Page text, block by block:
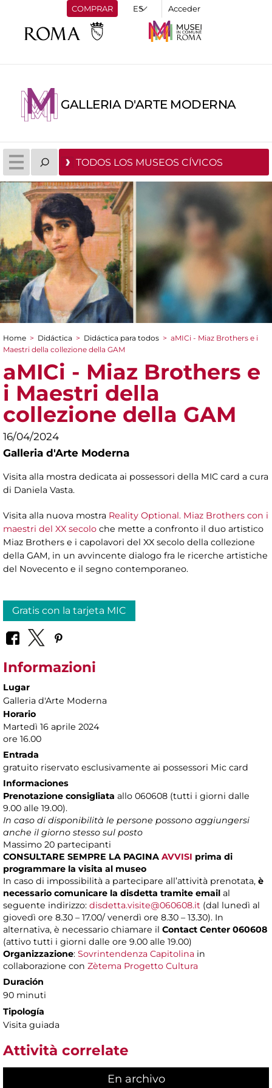
COMPRAR Acceder
GALLERIA D'ARTE MODERNA
TODOS LOS MUSEOS CÍVICOS
You are here
Home > Didáctica > Didáctica para todos > aMICi - Miaz Brothers e i
Maestri della collezione della GAM
aMICi - Miaz Brothers e
i Maestri della
collezione della GAM
16/04/2024
Galleria d'Arte Moderna
Visita alla mostra dedicata ai possessori della MIC card a cura
di Daniela Vasta.
Visita alla nuova mostra Reality Optional. Miaz Brothers con i
maestri del XX secolo che mette a confronto il duo artistico
Miaz Brothers e i capolavori del XX secolo della collezione
della GAM, in un avvincente dialogo fra le ricerche artistiche
del Novecento e il segno contemporaneo.
Gratis con la tarjeta MIC
Informazioni
Lugar
Galleria d'Arte Moderna
Horario
Martedì 16 aprile 2024
ore 16.00
Entrada
gratuito riservato esclusivamente ai possessori Mic card
Informaciones
Prenotazione consigliata allo 060608 (tutti i giorni dalle
9.00 alle 19.00).
In caso di disponibilità le persone possono aggiungersi
anche il giorno stesso sul posto
Massimo 20 partecipanti
CONSULTARE SEMPRE LA PAGINA AVVISI prima di
programmare la visita al museo
In caso di impossibilità a partecipare all’attività prenotata, è
necessario comunicare la disdetta tramite email al
seguente indirizzo: disdetta.visite@060608.it (dal lunedì al
giovedì ore 8.30 – 17.00/ venerdì ore 8.30 – 13.30). In
alternativa, è necessario chiamare il Contact Center 060608
(attivo tutti i giorni dalle ore 9.00 alle 19.00)
Organizzazione: Sovrintendenza Capitolina in
collaborazione con Zètema Progetto Cultura
Duración
90 minuti
Tipología
Visita guiada
Attività correlate
En archivo